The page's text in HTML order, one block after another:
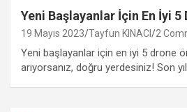
Yeni Başlayanlar İçin En İyi 5
19 Mayıs 2023 Tayfun KINACI 2
Yeni başlayanlar için en iyi 5 drone
arıyorsanız, doğru yerdesiniz! Son